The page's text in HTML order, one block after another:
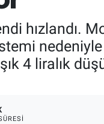
hızlandı.
4 liralık